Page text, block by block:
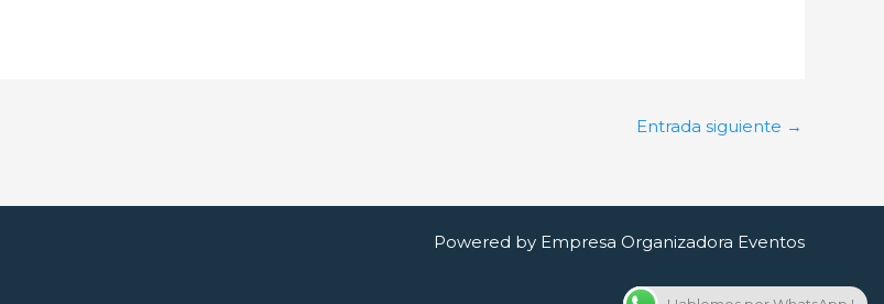
Entrada siguiente →
Powered by Empresa Organizadora Eventos